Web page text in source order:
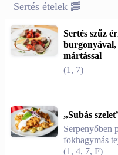
Sertés ételek 🥓
Sertés szűz
burgonyával,
mártással
(1, 7)
„Subás
Serpenyőben
fokhagymás
(1, 4, 7, F)